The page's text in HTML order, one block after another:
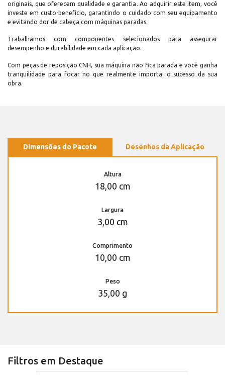
originais, que oferecem qualidade e garantia. Ao adquirir este item, você
investe em custo-benefício, garantindo o cuidado com seu equipamento
e evitando dor de cabeça com máquinas paradas.
Trabalhamos com componentes selecionados para assegurar
desempenho e durabilidade em cada aplicação.
Com peças de reposição CNH, sua máquina não fica parada e você ganha
tranquilidade para focar no que realmente importa: o sucesso da sua
obra.
Dimensões do Pacote Desenhos da Aplicação
Altura
18,00 cm
Largura
3,00 cm
Comprimento
10,00 cm
Peso
35,00 g
Filtros em Destaque